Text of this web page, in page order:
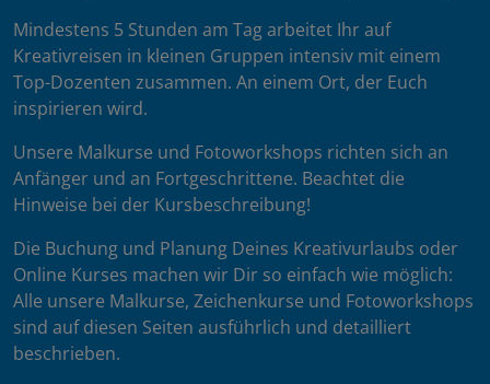
Mindestens 5 Stunden am Tag arbeitet Ihr auf
Kreativreisen in kleinen Gruppen intensiv mit einem
Top-Dozenten zusammen. An einem Ort, der Euch
inspirieren wird.
Unsere Malkurse und Fotoworkshops richten sich an
Anfänger und an Fortgeschrittene. Beachtet die
Hinweise bei der Kursbeschreibung!
Die Buchung und Planung Deines Kreativurlaubs oder
Online Kurses machen wir Dir so einfach wie möglich:
Alle unsere Malkurse, Zeichenkurse und Fotoworkshops
sind auf diesen Seiten ausführlich und detailliert
beschrieben.